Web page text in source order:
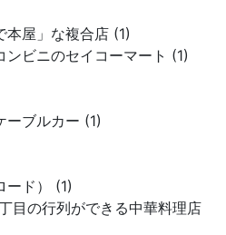
本屋」な複合店 (1)
ビニのセイコーマート (1)
ーブルカー (1)
ード） (1)
目の行列ができる中華料理店